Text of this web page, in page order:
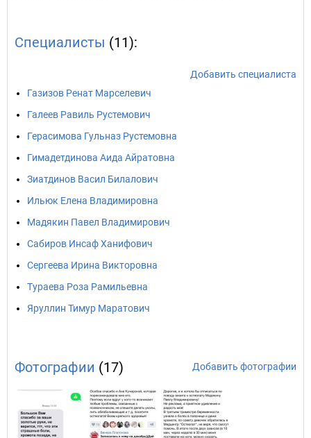
Специалисты (11):
Добавить специалиста
Газизов Ренат Марселевич
Галеев Равиль Рустемович
Герасимова Гульназ Рустемовна
Гимадетдинова Аида Айратовна
Зиатдинов Васил Билалович
Ильюк Елена Владимировна
Мадякин Павел Владимирович
Сабиров Инсаф Ханифович
Сергеева Ирина Викторовна
Тураева Роза Рамильевна
Яруллин Тимур Маратович
Фотографии (17) Добавить фотографии